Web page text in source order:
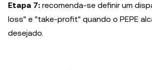
Etapa 7: recomenda-se definir um
loss" e "take-profit" quando o PEPE
desejado.